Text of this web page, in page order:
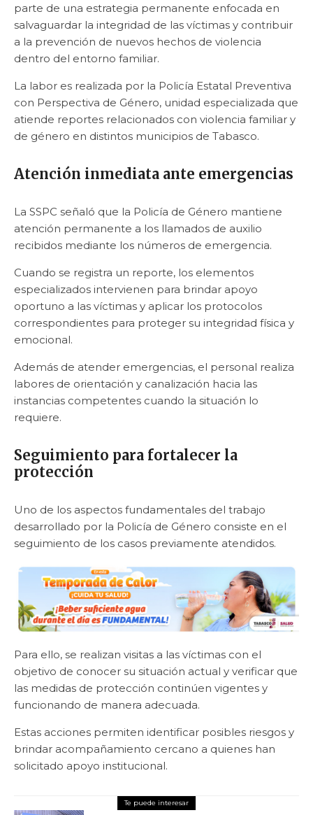
parte de una estrategia permanente enfocada en
salvaguardar la integridad de las víctimas y contribuir
a la prevención de nuevos hechos de violencia
dentro del entorno familiar.
La labor es realizada por la Policía Estatal Preventiva
con Perspectiva de Género, unidad especializada que
atiende reportes relacionados con violencia familiar y
de género en distintos municipios de Tabasco.
Atención inmediata ante emergencias
La SSPC señaló que la Policía de Género mantiene
atención permanente a los llamados de auxilio
recibidos mediante los números de emergencia.
Cuando se registra un reporte, los elementos
especializados intervienen para brindar apoyo
oportuno a las víctimas y aplicar los protocolos
correspondientes para proteger su integridad física y
emocional.
Además de atender emergencias, el personal realiza
labores de orientación y canalización hacia las
instancias competentes cuando la situación lo
requiere.
Seguimiento para fortalecer la
protección
Uno de los aspectos fundamentales del trabajo
desarrollado por la Policía de Género consiste en el
seguimiento de los casos previamente atendidos.
Para ello, se realizan visitas a las víctimas con el
objetivo de conocer su situación actual y verificar que
las medidas de protección continúen vigentes y
funcionando de manera adecuada.
Estas acciones permiten identificar posibles riesgos y
brindar acompañamiento cercano a quienes han
solicitado apoyo institucional.